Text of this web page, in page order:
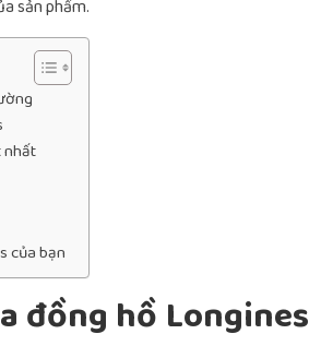
sản phẩm.
nhất
của bạn
đồng hồ